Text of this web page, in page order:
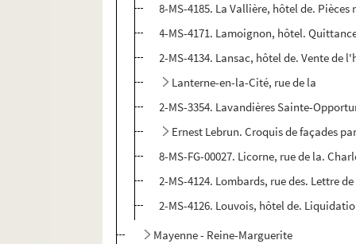
8-MS-4185. La Vallière, hôtel de.
4-MS-4171. Lamoignon, hôtel.
2-MS-4134. Lansac, hôtel de. Vente de
Lanterne-en-la-Cité, rue de la
2-MS-3354. Lavandières Sainte-
Ernest Lebrun. Croquis de façades
8-MS-FG-00027. Licorne, rue de la.
2-MS-4124. Lombards, rue des. Lettre
2-MS-4126. Louvois, hôtel de.
Mayenne - Reine-Marguerite